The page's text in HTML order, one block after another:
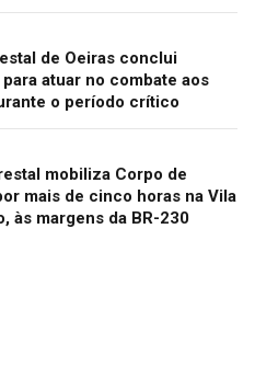
de Oeiras conclui
atuar no combate aos
o período crítico
mobiliza Corpo de
mais de cinco horas na Vila
às margens da BR-230